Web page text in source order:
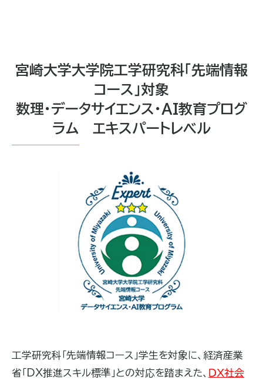
宮崎大学大学院工学研究科「先端情報
コース」対象
数理・データサイエンス・AI教育プログ
ラム エキスパートレベル
工学研究科「先端情報コース」学生を対象に、経済産業
省「DX推進スキル標準」との対応を踏まえた、 ＤＸ社会